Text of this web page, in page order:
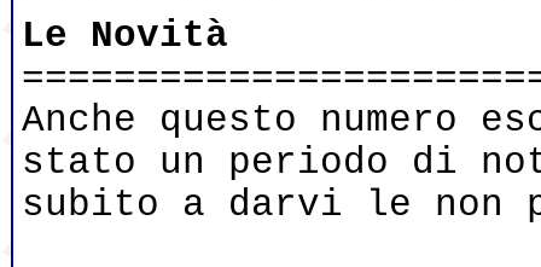
Le Novità
Anche questo numero
stato un periodo di
subito a darvi le non